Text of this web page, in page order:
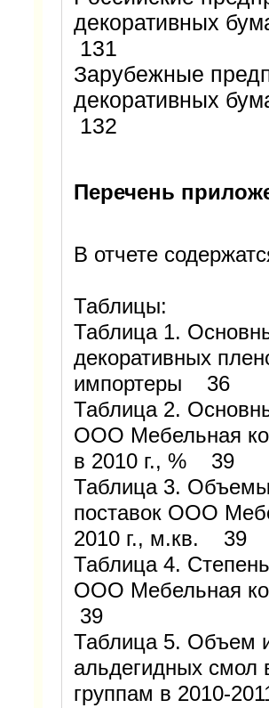
декоративных
131
Зарубежные
декоративных
132
Перечень
В отчете
Таблицы:
Таблица 1.
декоративных
импортеры 36
Таблица 2.
ООО Мебельная
в 2010 г., % 39
Таблица 3. Объемы
поставок ООО
2010 г., м.кв. 39
Таблица 4.
ООО Мебельная
39
Таблица 5. Объем
альдегидных смол
группам в 2010-